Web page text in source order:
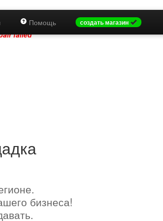
('August 9, 2026, 2:24
failed
Помощь создать магазин
бизнеса!